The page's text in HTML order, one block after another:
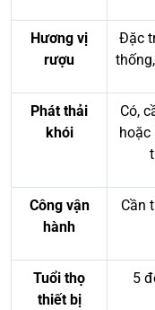
Hương vị
rượu
Đặc
Phát thải
khói
Có,
hoặc
Công vận
hành
Cần
Tuổi thọ
thiết bị
5